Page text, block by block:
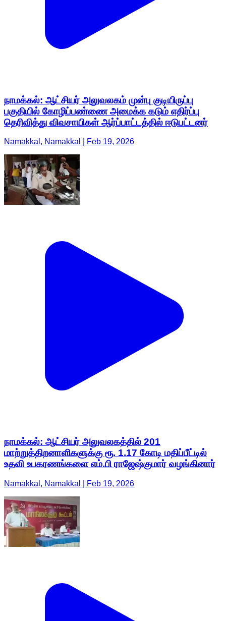
நாமக்கல்: ஆட்சியர் அலுவலகம் முன்பு குடியிருப்பு
பகுதியில் கோழிப்பண்ணை அமைக்க கடும் எதிர்ப்பு
தெரிவித்து விவசாயிகள் ஆர்ப்பாட்டத்தில் ஈடுபட்டனர்
Namakkal, Namakkal | Feb 19, 2026
நாமக்கல்: ஆட்சியர் அலுவலகத்தில் 201
மாற்றுத்திறனாளிகளுக்கு ரூ. 1.17 கோடி மதிப்பீட்டில்
உதவி உபகரணங்களை எம்.பி ராஜேஷ்குமார் வழங்கினார்
Namakkal, Namakkal | Feb 19, 2026